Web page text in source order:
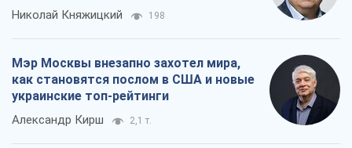
Николай Княжицкий 198
Мэр Москвы внезапно захотел мира,
как становятся послом в США и новые
украинские топ-рейтинги
Александр Кирш 2,1 т.